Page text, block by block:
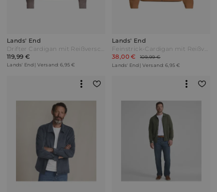
Lands' End
Drifter Cardigan mit Reißverschluss Herren Braun by Lands' End
119,99 €
Lands' End | Versand: 6,95 €
Lands' End
Feinstrick-Cardigan mit Reißverschluss Herren Braun by Lands' End
38,00 €
109,99 €
Lands' End | Versand: 6,95 €